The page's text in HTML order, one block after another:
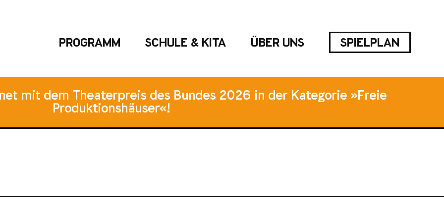
PROGRAMM SCHULE & KITA ÜBER UNS SPIELPLAN
mit dem Theaterpreis des Bundes 2026 in der Kategorie »Freie
Produktionshäuser«!